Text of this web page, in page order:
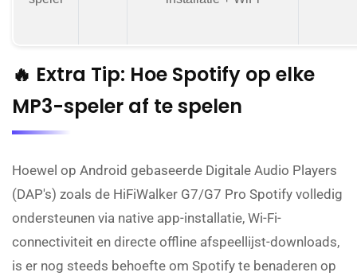
🔥 Extra Tip: Hoe Spotify op elke
MP3-speler af te spelen
Hoewel op Android gebaseerde Digitale Audio Players
(DAP's) zoals de HiFiWalker G7/G7 Pro Spotify volledig
ondersteunen via native app-installatie, Wi-Fi-
connectiviteit en directe offline afspeellijst-downloads,
is er nog steeds behoefte om Spotify te benaderen op